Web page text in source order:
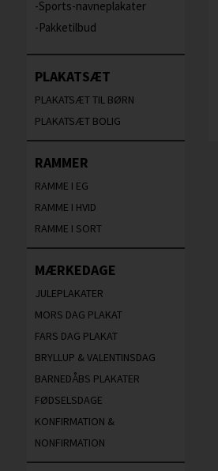
Sports-navneplakater
Pakketilbud
PLAKATSÆT
PLAKATSÆT TIL BØRN
PLAKATSÆT BOLIG
RAMMER
RAMME I EG
RAMME I HVID
RAMME I SORT
MÆRKEDAGE
JULEPLAKATER
MORS DAG PLAKAT
FARS DAG PLAKAT
BRYLLUP & VALENTINSDAG
BARNEDÅBS PLAKATER
FØDSELSDAGE
KONFIRMATION &
NONFIRMATION